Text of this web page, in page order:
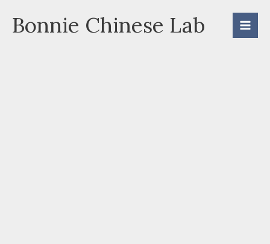
Bonnie Chinese Lab